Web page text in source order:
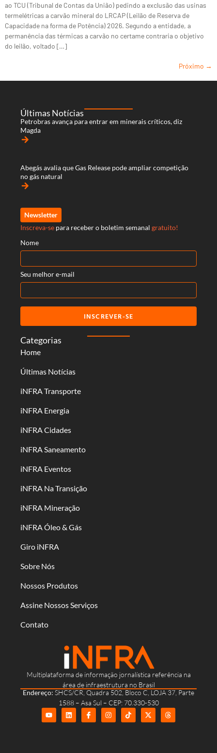
ao TCU (Tribunal de Contas da União) pedindo a exclusão das usinas
termelétricas a carvão mineral do LRCAP (Leilão de Reserva de
Capacidade na forma de Potência) 2026. Segundo a entidade, a
permanência das térmicas a carvão no certame contraria o objetivo
do leilão, voltado […]
Próximo →
Multiplataforma de informação jornalística referência na
área de infraestrutura no Brasil
Endereço: SHCS/CR, Quadra 502, Bloco C, LOJA 37, Parte
1588 – Asa Sul – CEP: 70.330-530
Categorias
Home
Últimas Notícias
iNFRA Transporte
iNFRA Energia
iNFRA Cidades
iNFRA Saneamento
iNFRA Eventos
iNFRA Na Transição
iNFRA Mineração
iNFRA Óleo & Gás
Giro iNFRA
Sobre Nós
Nossos Produtos
Assine Nossos Serviços
Contato
Últimas Notícias
Petrobras avança para entrar em minerais críticos, diz
Magda
arrow_forward
Abegás avalia que Gas Release pode ampliar competição
no gás natural
arrow_forward
Newsletter
Inscreva-se para receber o boletim semanal gratuito!
Nome
Seu melhor e-mail
INSCREVER-SE